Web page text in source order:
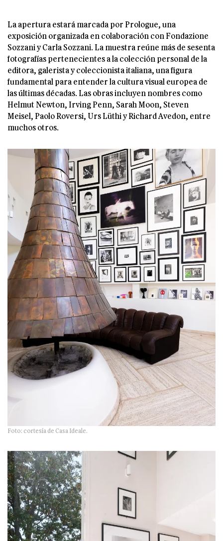
La apertura estará marcada por Prologue, una
exposición organizada en colaboración con Fondazione
Sozzani y Carla Sozzani. La muestra reúne más de sesenta
fotografías pertenecientes a la colección personal de la
editora, galerista y coleccionista italiana, una figura
fundamental para entender la cultura visual europea de
las últimas décadas. Las obras incluyen nombres como
Helmut Newton, Irving Penn, Sarah Moon, Steven
Meisel, Paolo Roversi, Urs Lüthi y Richard Avedon, entre
muchos otros.
Foto: cortesía de Casa Ideale.